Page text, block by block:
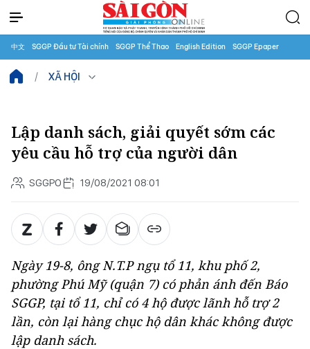
中文 SGGP Đầu tư Tài chính SGGP Thể Thao English Edition SGGP Epaper
XÃ HỘI
Lập danh sách, giải quyết sớm các
yêu cầu hỗ trợ của người dân
SGGPO 19/08/2021 08:01
Ngày 19-8, ông N.T.P ngụ tổ 11, khu phố 2,
phường Phú Mỹ (quận 7) có phản ánh đến Báo
SGGP, tại tổ 11, chỉ có 4 hộ được lãnh hỗ trợ 2
lần, còn lại hàng chục hộ dân khác không được
lập danh sách.